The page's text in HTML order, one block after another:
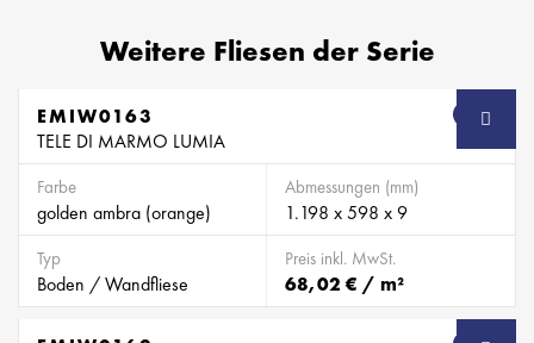
Weitere Fliesen der Serie
SB
EMIW0163
TELE DI MARMO LUMIA
Farbe
golden ambra (orange)
Abmessungen (mm)
1.198 x 598 x 9
Typ
Boden / Wandfliese
Preis inkl. MwSt.
68,02 € / m²